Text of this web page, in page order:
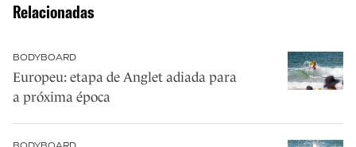
Relacionadas
BODYBOARD
Europeu: etapa de Anglet adiada para
a próxima época